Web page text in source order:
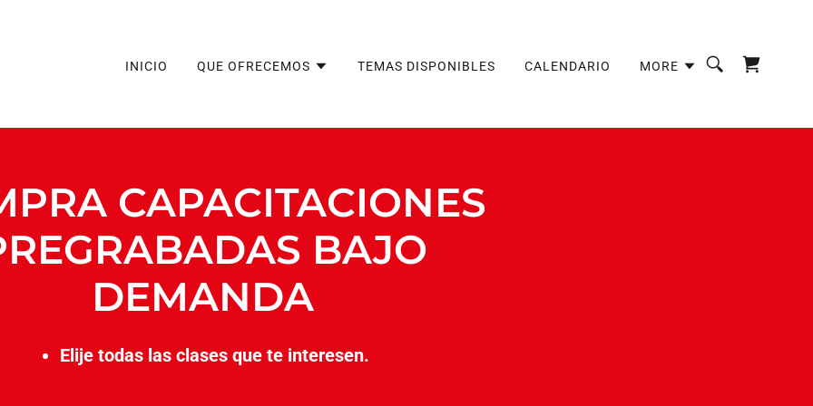
INICIO QUE OFRECEMOS TEMAS DISPONIBLES CALENDARIO MORE
CAPACITACIONES
BAJO
DEMANDA
Elije todas las clases que te interesen.